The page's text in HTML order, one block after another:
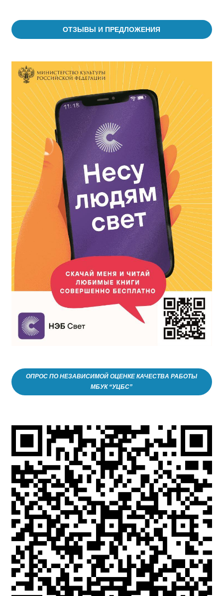
ОТЗЫВЫ И ПРЕДЛОЖЕНИЯ
ОПРОС ПО НЕЗАВИСИМОЙ ОЦЕНКЕ КАЧЕСТВА РАБОТЫ
МБУК “УЦБС”